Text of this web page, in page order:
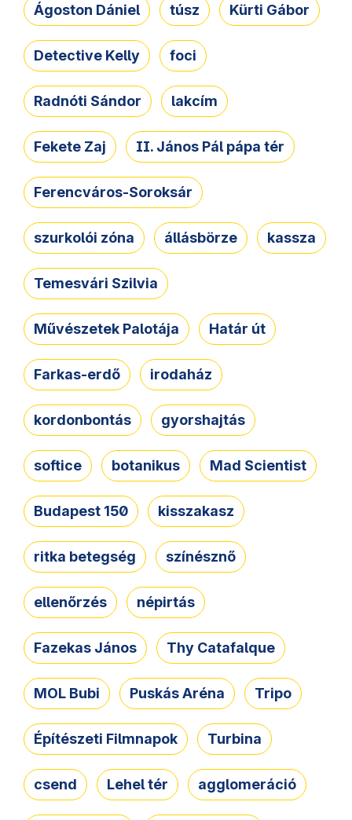
Ágoston Dániel túsz Kürti Gábor
Detective Kelly foci
Radnóti Sándor lakcím
Fekete Zaj II. János Pál pápa tér
Ferencváros-Soroksár
szurkolói zóna állásbörze kassza
Temesvári Szilvia
Művészetek Palotája Határ út
Farkas-erdő irodaház
kordonbontás gyorshajtás
softice botanikus Mad Scientist
Budapest 150 kisszakasz
ritka betegség színésznő
ellenőrzés népirtás
Fazekas János Thy Catafalque
MOL Bubi Puskás Aréna Tripo
Építészeti Filmnapok Turbina
csend Lehel tér agglomeráció